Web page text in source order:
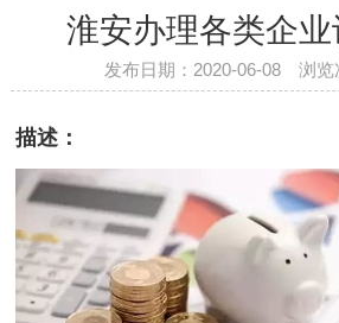
淮安办理各类企
发布日期：2020-06-08 浏览
描述：